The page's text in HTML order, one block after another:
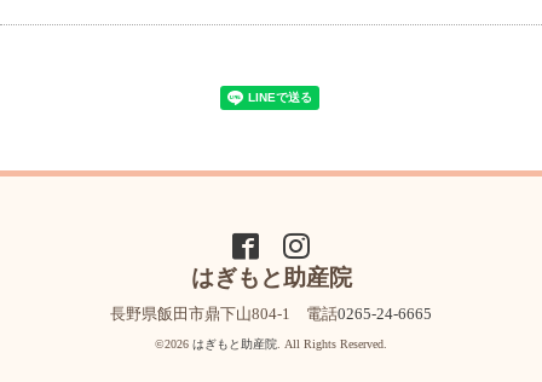
はぎもと助産院
長野県飯田市鼎下山804-1 電話0265-24-6665
©2026 はぎもと助産院 . All Rights Reserved.